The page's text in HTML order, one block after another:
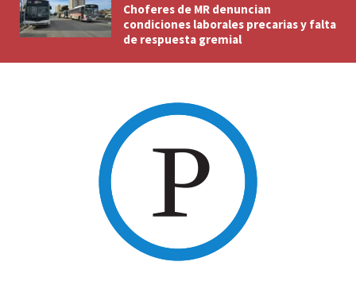
Choferes de MR denuncian
condiciones laborales precarias y falta
de respuesta gremial